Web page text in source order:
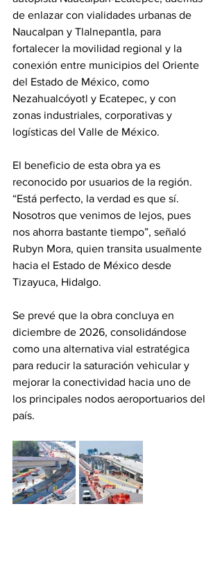
de enlazar con vialidades urbanas de
Naucalpan y Tlalnepantla, para
fortalecer la movilidad regional y la
conexión entre municipios del Oriente
del Estado de México, como
Nezahualcóyotl y Ecatepec, y con
zonas industriales, corporativas y
logísticas del Valle de México.
El beneficio de esta obra ya es
reconocido por usuarios de la región.
“Está perfecto, la verdad es que sí.
Nosotros que venimos de lejos, pues
nos ahorra bastante tiempo”, señaló
Rubyn Mora, quien transita usualmente
hacia el Estado de México desde
Tizayuca, Hidalgo.
Se prevé que la obra concluya en
diciembre de 2026, consolidándose
como una alternativa vial estratégica
para reducir la saturación vehicular y
mejorar la conectividad hacia uno de
los principales nodos aeroportuarios del
país.